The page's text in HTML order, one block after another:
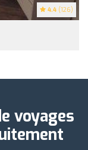
4.4 (126)
voyages